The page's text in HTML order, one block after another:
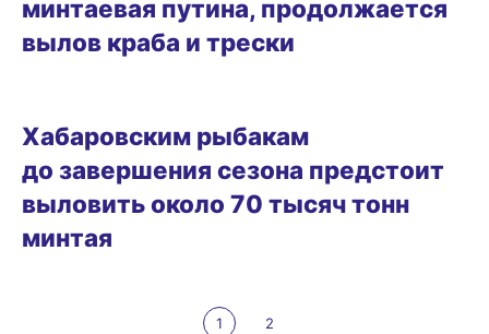
минтаевая путина, продолжается
вылов краба и трески
Хабаровским рыбакам
до завершения сезона предстоит
выловить около 70 тысяч тонн
минтая
1 2